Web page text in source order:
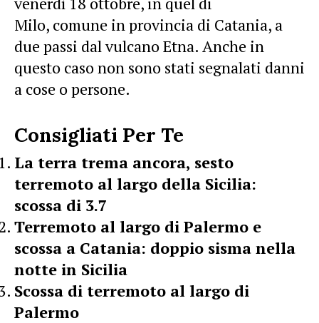
Milo, comune in provincia di Catania, a
due passi dal vulcano Etna. Anche in
questo caso non sono stati segnalati danni
a cose o persone.
Consigliati Per Te
La terra trema ancora, sesto
terremoto al largo della Sicilia:
scossa di 3.7
Terremoto al largo di Palermo e
scossa a Catania: doppio sisma nella
notte in Sicilia
Scossa di terremoto al largo di
Palermo